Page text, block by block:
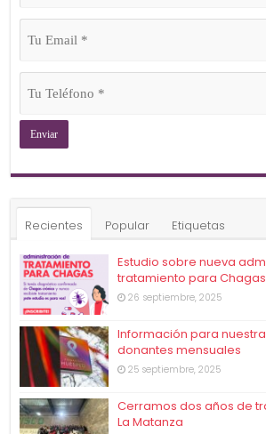
Tu
Email
Tu
Teléfono
Recientes Popular Etiquetas
Estudio sobre nueva
tratamiento para Chagas
26 septiembre, 2025
Información para
donantes mensuales
25 septiembre, 2025
Cerramos dos años de
La Matanza